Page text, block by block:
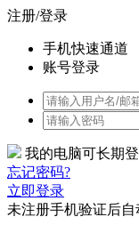
注册/登录
手机快速通道
账号登录
我的电脑可长期
忘记密码?
立即登录
未注册手机验证后